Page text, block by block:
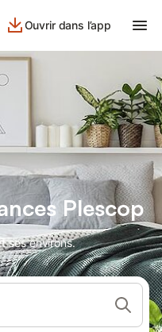
Ouvrir dans l’app
Plescop
ses environs.